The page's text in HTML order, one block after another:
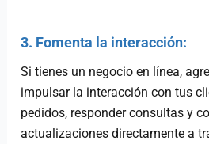
3. Fomenta la interacción:
Si tienes un negocio en línea,
impulsar la interacción con tus
pedidos, responder consultas y
actualizaciones directamente a